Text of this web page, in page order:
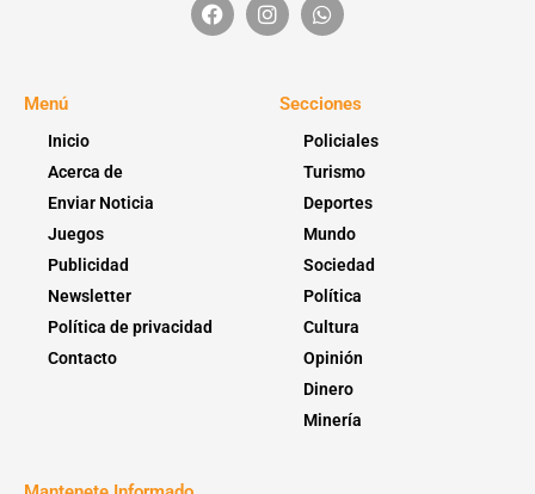
Menú
Inicio
Acerca de
Enviar Noticia
Juegos
Publicidad
Newsletter
Política de privacidad
Contacto
Secciones
Policiales
Turismo
Deportes
Mundo
Sociedad
Política
Cultura
Opinión
Dinero
Minería